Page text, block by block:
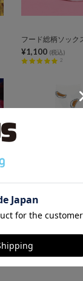
¥1,100 (税込)
2
フード総柄ソックス
¥1,100 (税込)